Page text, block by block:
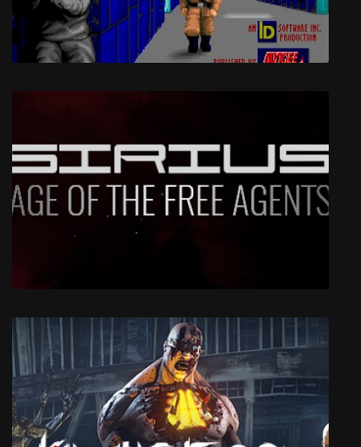
Wolfenstein 1
Sirius: Age of the Free Agents